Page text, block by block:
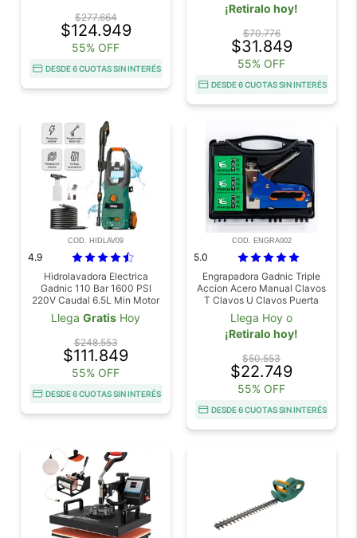
$277.664
$124.949
55% OFF
DESDE 6 CUOTAS SIN INTERÉS
¡Retiralo hoy!
$70.776
$31.849
55% OFF
DESDE 6 CUOTAS SIN INTERÉS
COD. HIDLAV09
4.9
Hidrolavadora Electrica
Gadnic 110 Bar 1600 PSI
220V Caudal 6.5L Min Motor
Aluminio Manguera 5M
Llega Gratis Hoy
$248.553
$111.849
55% OFF
DESDE 6 CUOTAS SIN INTERÉS
COD. ENGRA002
5.0
Engrapadora Gadnic Triple
Accion Acero Manual Clavos
T Clavos U Clavos Puerta
1800 Grapas Maletin Plastico
Llega Hoy o
¡Retiralo hoy!
$50.553
$22.749
55% OFF
DESDE 6 CUOTAS SIN INTERÉS